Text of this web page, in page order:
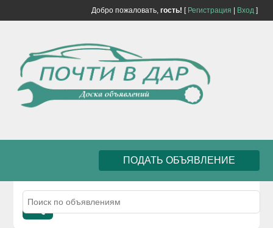
Добро пожаловать, гость! [ Регистрация Вход]
ПОДАТЬ ОБЪЯВЛЕНИЕ